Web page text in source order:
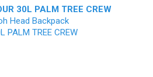
30L PALM TREE CREW